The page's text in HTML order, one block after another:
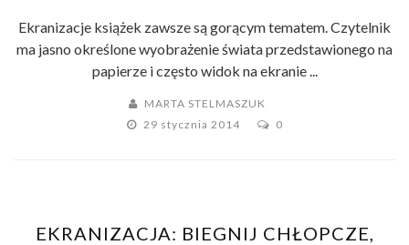
Ekranizacje książek zawsze są gorącym tematem. Czytelnik
ma jasno określone wyobrażenie świata przedstawionego na
papierze i często widok na ekranie ...
MARTA STELMASZUK
29 stycznia 2014
0
EKRANIZACJA: BIEGNIJ CHŁOPCZE,